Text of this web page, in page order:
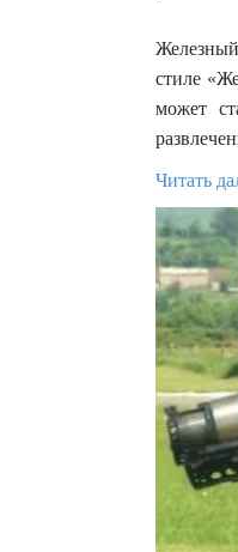
стиле
может
Читать